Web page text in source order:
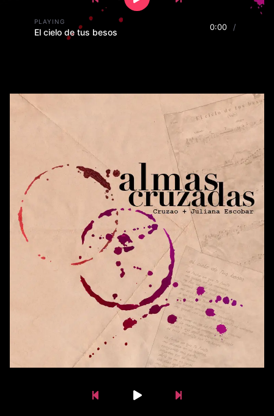
PLAYING
El cielo de tus besos
0:00 /
Previous Song
Play
Pause